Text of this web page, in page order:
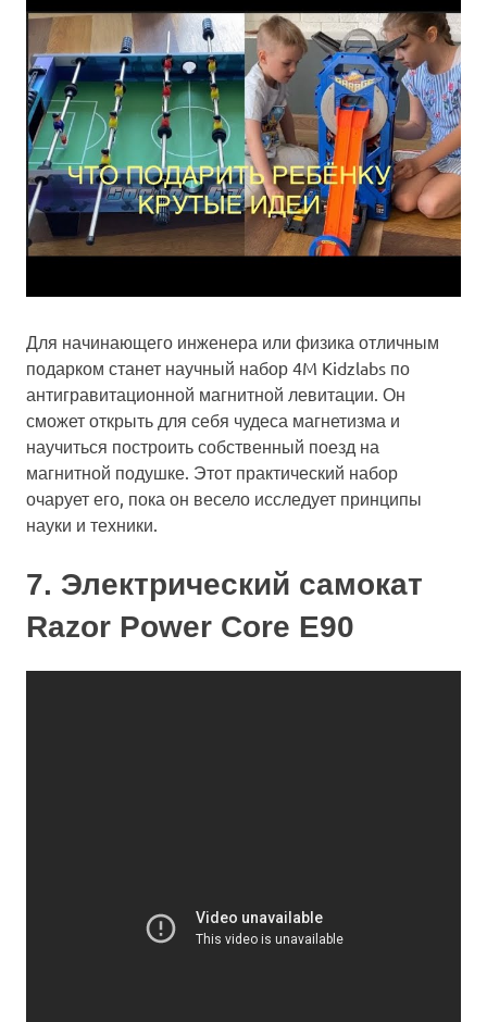
Для начинающего инженера или физика отличным
подарком станет научный набор 4M Kidzlabs по
антигравитационной магнитной левитации. Он
сможет открыть для себя чудеса магнетизма и
научиться построить собственный поезд на
магнитной подушке. Этот практический набор
очарует его, пока он весело исследует принципы
науки и техники.
7. Электрический самокат
Razor Power Core E90